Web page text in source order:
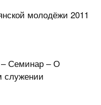
молодёжи 2011
Семинар – О
служении